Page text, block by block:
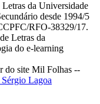
da Universidade
desde 1994/5
RFO-38329/17.
Letras da
do e-learning
do site Mil Folhas --
Lagoa